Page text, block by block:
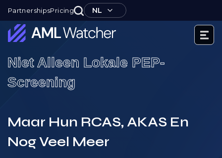
PartnershipsPricing NL
Watcher
naar
inhoud
Niet Alleen Lokale PEP-
Screening
Maar Hun RCAS, AKAS En
Nog Veel Meer